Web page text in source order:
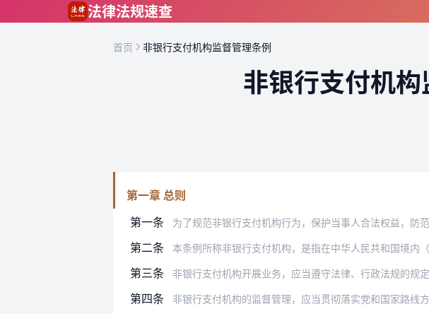
法律法规速查
首页 非银行支付机构监督管理条例
非银行支付机
第一章 总则
第一条
为了规范非银行支付机构行为，保护当事人合法权益，防范化解风险，
第二条 本条例所称非银行支付机构，是指在中华人民共和国境内（以下简称境
第三条 非银行支付机构开展业务，应当遵守法律、行政法规的规定，遵循安全
第四条 非银行支付机构的监督管理，应当贯彻落实党和国家路线